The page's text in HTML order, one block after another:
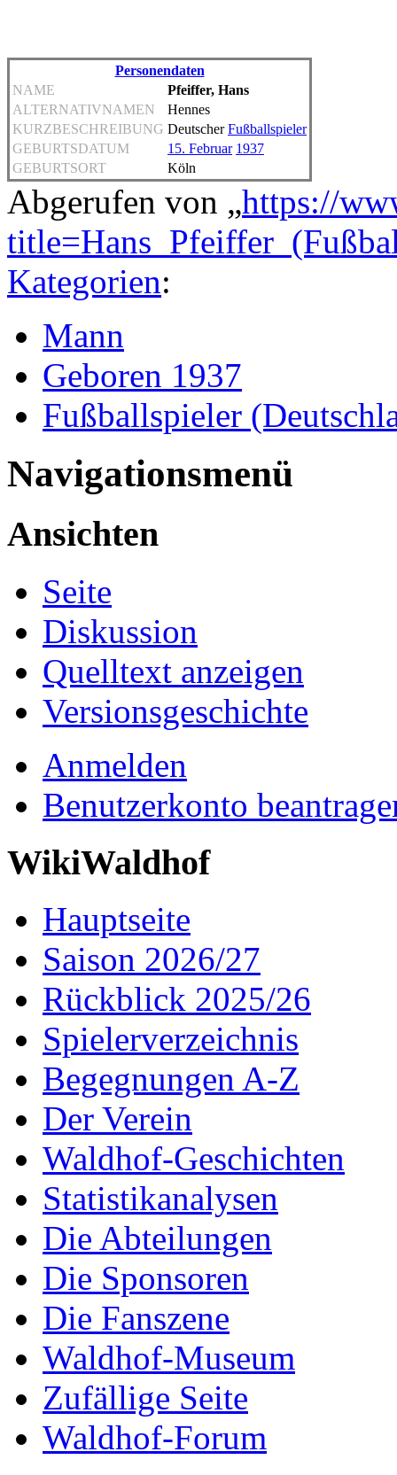
Personendaten
NAME
Pfeiffer, Hans
ALTERNATIVNAMEN
Hennes
KURZBESCHREIBUNG DeutscherFußballspieler
GEBURTSDATUM
15. Februar 1937
GEBURTSORT
Köln
Abgerufen von „https://
Kategorien:
Mann
Geboren 1937
Fußballspieler
Navigationsmenü
Ansichten
Seite
Diskussion
Quelltext anzeigen
Versionsgeschichte
Anmelden
Benutzerkonto
WikiWaldhof
Hauptseite
Saison 2026/27
Rückblick 2025/26
Spielerverzeichnis
Begegnungen A-Z
Der Verein
Waldhof-Geschichten
Statistikanalysen
Die Abteilungen
Die Sponsoren
Die Fanszene
Waldhof-Museum
Zufällige Seite
Waldhof-Forum